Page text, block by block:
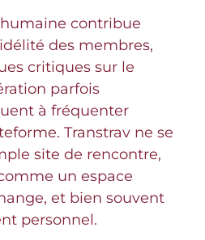
contribue
des membres,
critiques sur le
parfois
à fréquenter
Transtrav ne se
site de rencontre,
un espace
et bien souvent
personnel.